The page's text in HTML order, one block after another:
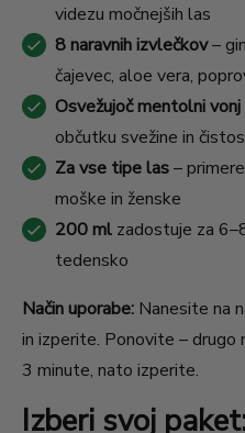
videzu močnejših las
8 naravnih izvlečkov–
čajevec, aloe vera,
Osvežujoč mentolni vonj
občutku svežine in
Za vse tipe las–
moške in ženske
200 ml zadostuje za
tedensko
Način uporabe: Nanesite na
in izperite. Ponovite –
3 minute, nato izperite.
Izberi svoj